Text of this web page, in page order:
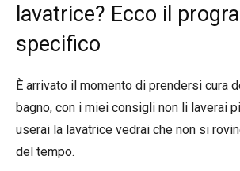
lavatrice? Ecco il
specifico
È arrivato il momento di prendersi cura
bagno, con i miei consigli non li laverai
userai la lavatrice vedrai che non si
del tempo.